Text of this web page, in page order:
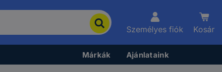
Személyes fiók Kosár
Márkák Ajánlataink